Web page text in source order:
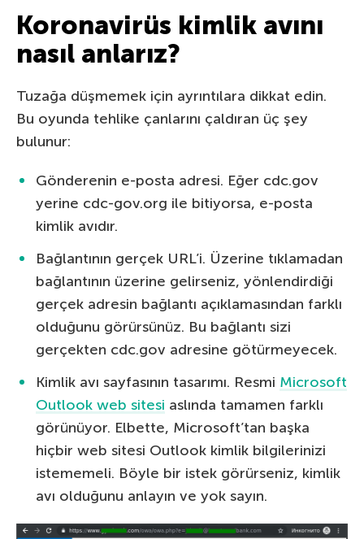
Koronavirüs kimlik avını
nasıl anlarız?
Tuzağa düşmemek için ayrıntılara dikkat edin.
Bu oyunda tehlike çanlarını çaldıran üç şey
bulunur:
Gönderenin e-posta adresi. Eğer cdc.gov
yerine cdc-gov.org ile bitiyorsa, e-posta
kimlik avıdır.
Bağlantının gerçek URL’i. Üzerine tıklamadan
bağlantının üzerine gelirseniz, yönlendirdiği
gerçek adresin bağlantı açıklamasından farklı
olduğunu görürsünüz. Bu bağlantı sizi
gerçekten cdc.gov adresine götürmeyecek.
Kimlik avı sayfasının tasarımı. Resmi Microsoft
Outlook web sitesi aslında tamamen farklı
görünüyor. Elbette, Microsoft’tan başka
hiçbir web sitesi Outlook kimlik bilgilerinizi
istememeli. Böyle bir istek görürseniz, kimlik
avı olduğunu anlayın ve yok sayın.